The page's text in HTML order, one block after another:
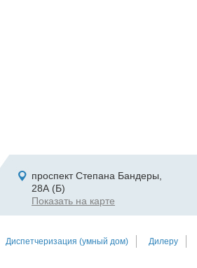
проспект Степана Бандеры,
28А (Б)
Показать на карте
Диспетчеризация (умный дом) Дилеру